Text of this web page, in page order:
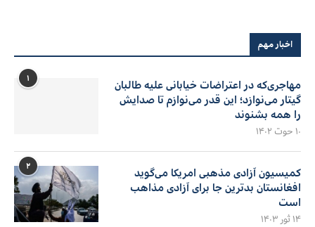
اخبار مهم
۱
مهاجری‌که در اعتراضات خیابانی علیه طالبان
گیتار می‌نوازد؛ این قدر می‌نوازم تا صدایش
را همه بشنوند
۱۰ حوت ۱۴۰۲
۲
کمیسیون آزادی مذهبی امریکا می‌گوید
افغانستان بدترین جا برای آزادی مذاهب
است
۱۴ ثور ۱۴۰۳